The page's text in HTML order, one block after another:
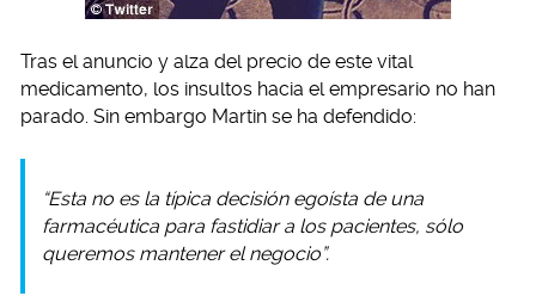
Tras el anuncio y alza del precio de este vital
medicamento, los insultos hacia el empresario no han
parado. Sin embargo Martin se ha defendido:
“Esta no es la típica decisión egoísta de una
farmacéutica para fastidiar a los pacientes, sólo
queremos mantener el negocio”.